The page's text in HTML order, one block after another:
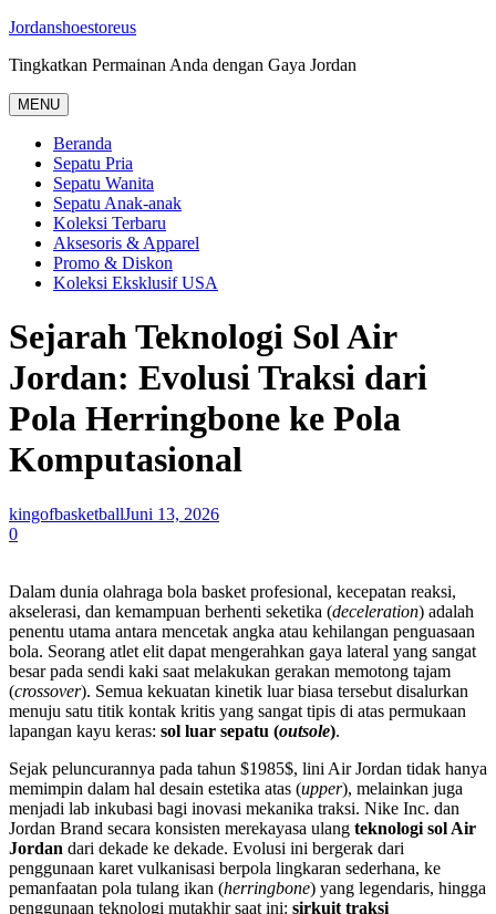
Skip
content
Jordanshoestoreus
Tingkatkan Permainan Anda dengan Gaya Jordan
MENU
Beranda
Sepatu Pria
Sepatu Wanita
Sepatu Anak-anak
Koleksi Terbaru
Aksesoris & Apparel
Promo & Diskon
Koleksi Eksklusif USA
Sejarah Teknologi Sol Air
Jordan: Evolusi Traksi dari
Pola Herringbone ke Pola
Komputasional
kingofbasketballJuni 13, 2026
0
Dalam dunia olahraga bola basket profesional, kecepatan reaksi,
akselerasi, dan kemampuan berhenti seketika (deceleration) adalah
penentu utama antara mencetak angka atau kehilangan penguasaan
bola. Seorang atlet elit dapat mengerahkan gaya lateral yang sangat
besar pada sendi kaki saat melakukan gerakan memotong tajam
(crossover). Semua kekuatan kinetik luar biasa tersebut disalurkan
menuju satu titik kontak kritis yang sangat tipis di atas permukaan
lapangan kayu keras: sol luar sepatu (outsole).
Sejak peluncurannya pada tahun $1985$, lini Air Jordan tidak hanya
memimpin dalam hal desain estetika atas (upper), melainkan juga
menjadi lab inkubasi bagi inovasi mekanika traksi. Nike Inc. dan
Jordan Brand secara konsisten merekayasa ulang teknologi sol Air
Jordan dari dekade ke dekade. Evolusi ini bergerak dari
penggunaan karet vulkanisasi berpola lingkaran sederhana, ke
pemanfaatan pola tulang ikan (herringbone) yang legendaris, hingga
penggunaan teknologi mutakhir saat ini: sirkuit traksi